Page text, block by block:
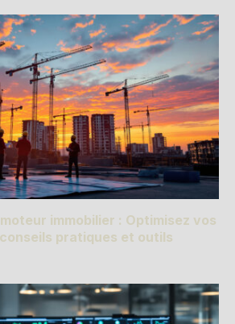
immobilier : Optimisez vos
pratiques et outils